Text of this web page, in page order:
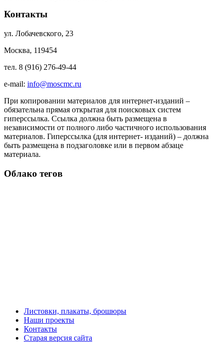
Контакты
ул. Лобачевского, 23
Москва, 119454
тел. 8 (916) 276-49-44
e-mail: info@moscmc.ru
При копировании материалов для интернет-изданий –
обязательна прямая открытая для поисковых систем
гиперссылка. Ссылка должна быть размещена в
независимости от полного либо частичного использования
материалов. Гиперссылка (для интернет- изданий) – должна
быть размещена в подзаголовке или в первом абзаце
материала.
Облако тегов
Листовки, плакаты, брошюры
Наши проекты
Контакты
Старая версия сайта